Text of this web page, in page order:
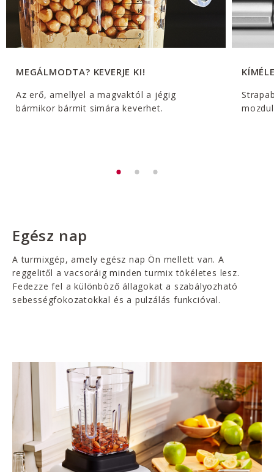
MEGÁLMODTA? KEVERJE KI!
Az erő, amellyel a magvaktól a jégig
bármikor bármit simára keverhet.
Egész nap
A turmixgép, amely egész nap Ön mellett van. A
reggelitől a vacsoráig minden turmix tökéletes lesz.
Fedezze fel a különböző állagokat a szabályozható
sebességfokozatokkal és a pulzálás funkcióval.